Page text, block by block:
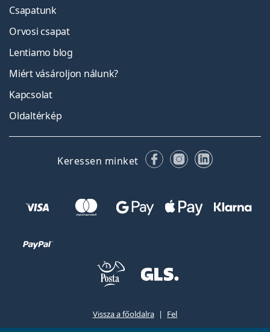
Csapatunk
Orvosi csapat
Lentiamo blog
Miért vásároljon nálunk?
Kapcsolat
Oldaltérkép
Keressen minket FacebookInstagram
LinkedIn
Vissza a főoldalra
Fel